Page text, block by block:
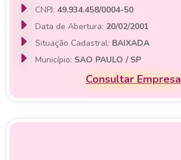
CNPJ:49.934.458/0004-50
Data de Abertura: 20/02/2001
Situação Cadastral: BAIXADA
Município: SAO PAULO / SP
Consultar Empresa